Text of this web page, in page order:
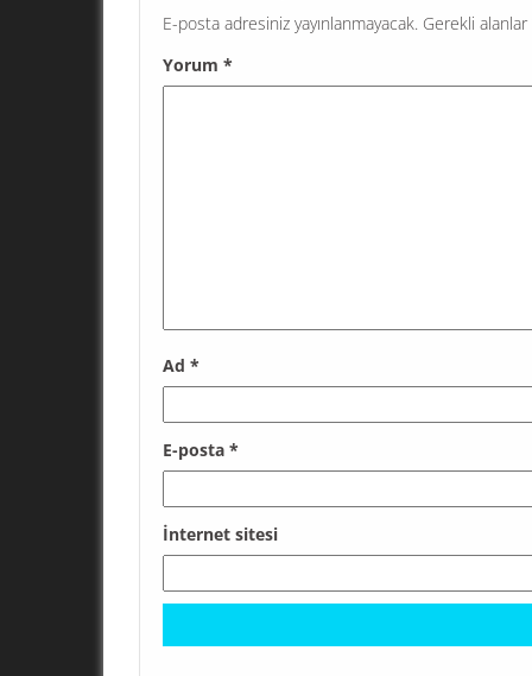
E-posta adresiniz yayınlanmayacak. Gerekli alanlar
Yorum *
Ad *
E-posta *
İnternet sitesi